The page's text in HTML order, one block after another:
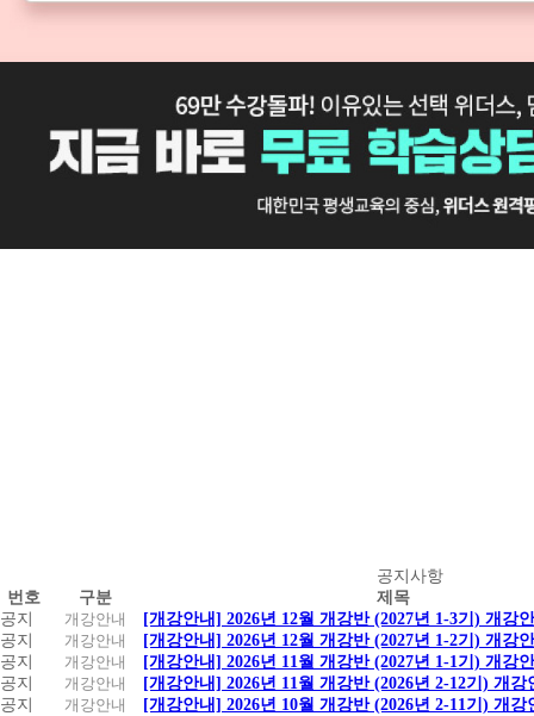
지
사
항
공지사항
번호
구분
제목
공지
개강안내
[개강안내] 2026년 12월 개강반 (2027년 1-3기) 개강
공지
개강안내
[개강안내] 2026년 12월 개강반 (2027년 1-2기) 개강
공지
개강안내
[개강안내] 2026년 11월 개강반 (2027년 1-1기) 개강
공지
개강안내
[개강안내] 2026년 11월 개강반 (2026년 2-12기) 개강
공지
개강안내
[개강안내] 2026년 10월 개강반 (2026년 2-11기) 개강